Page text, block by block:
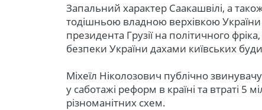
Запальний характер Саакашвілі, а
тодішньою владною верхівкою
президента Грузії на політичного
безпеки України дахами київських
Міхеїл Ніколозович публічно
у саботажі реформ в країні та втраті 5
різноманітних схем.